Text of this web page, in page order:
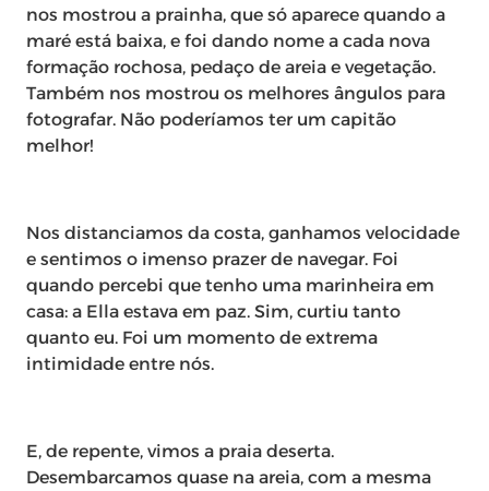
nos mostrou a prainha, que só aparece quando a
maré está baixa, e foi dando nome a cada nova
formação rochosa, pedaço de areia e vegetação.
Também nos mostrou os melhores ângulos para
fotografar. Não poderíamos ter um capitão
melhor!
Nos distanciamos da costa, ganhamos velocidade
e sentimos o imenso prazer de navegar. Foi
quando percebi que tenho uma marinheira em
casa: a Ella estava em paz. Sim, curtiu tanto
quanto eu. Foi um momento de extrema
intimidade entre nós.
E, de repente, vimos a praia deserta.
Desembarcamos quase na areia, com a mesma